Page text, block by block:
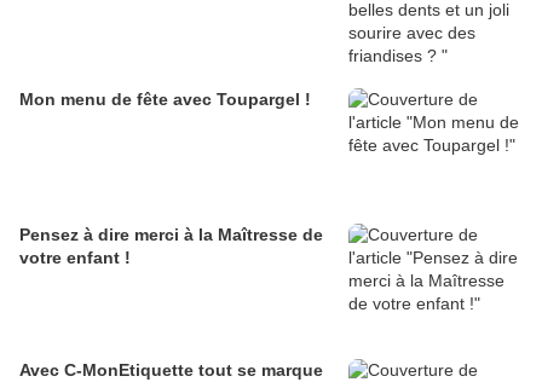
Mon menu de fête avec Toupargel !
Pensez à dire merci à la Maîtresse de
votre enfant !
Avec C-MonEtiquette tout se marque